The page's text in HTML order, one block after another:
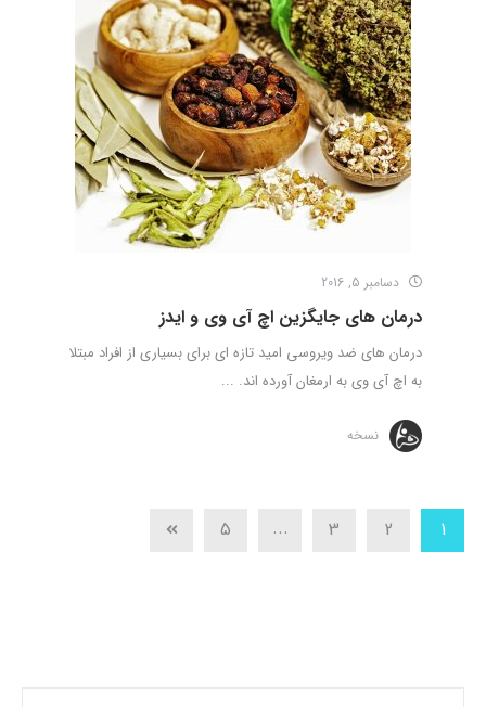
دسامبر 5, 2016
درمان های جایگزین اچ آی وی و ایدز
درمان های ضد ویروسی امید تازه ای برای بسیاری از افراد مبتلا
به اچ آی وی به ارمغان آورده اند. ...
نسخه
1
2
3
...
5